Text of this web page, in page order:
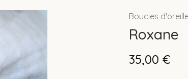
Boucles
Roxane
35,00 €